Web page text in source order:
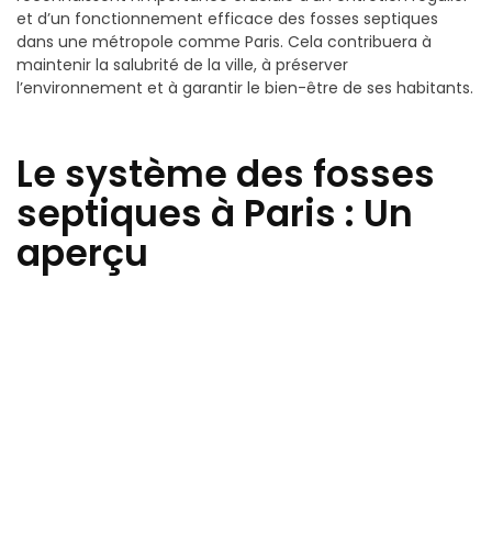
et d’un fonctionnement efficace des fosses septiques
dans une métropole comme Paris. Cela contribuera à
maintenir la salubrité de la ville, à préserver
l’environnement et à garantir le bien-être de ses habitants.
Le système des fosses
septiques à Paris : Un
aperçu